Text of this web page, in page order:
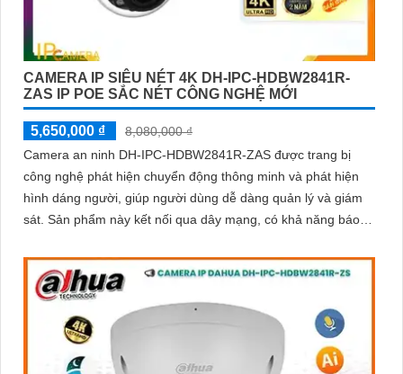
CAMERA IP SIÊU NÉT 4K DH-IPC-HDBW2841R-
ZAS IP POE SẮC NÉT CÔNG NGHỆ MỚI
5,650,000 ₫
8,080,000 ₫
Camera an ninh DH-IPC-HDBW2841R-ZAS được trang bị
công nghệ phát hiện chuyển động thông minh và phát hiện
hình dáng người, giúp người dùng dễ dàng quản lý và giám
sát. Sản phẩm này kết nối qua dây mạng, có khả năng báo